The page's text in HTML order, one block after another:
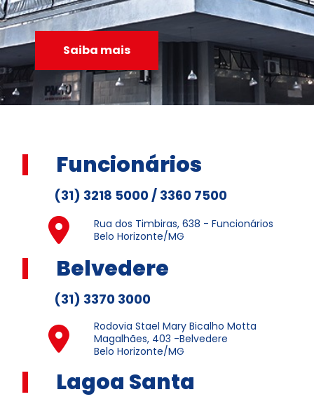
Saiba mais
Funcionários
(31) 3218 5000 / 3360 7500
Rua dos Timbiras, 638 - Funcionários
Belo Horizonte/MG
Belvedere
(31) 3370 3000
Rodovia Stael Mary Bicalho Motta
Magalhães, 403 -Belvedere
Belo Horizonte/MG
Lagoa Santa